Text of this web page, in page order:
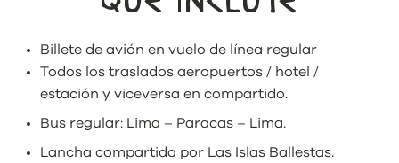
Billete de avión en vuelo de línea regular
Todos los traslados aeropuertos / hotel /
estación y viceversa en compartido.
Bus regular: Lima – Paracas – Lima.
Lancha compartida por Las Islas Ballestas.